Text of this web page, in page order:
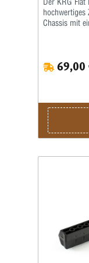
Chassis mit
konstante
oder PRS-
verhindert
überzeugt
Stabilität bei
und
einsatzbereit
Rider Delrin
KRG-
Balance
69,00